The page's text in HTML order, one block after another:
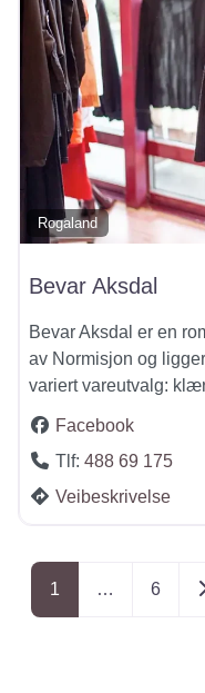
Rogaland
Bevar Aksdal
Bevar Aksdal er en
av Normisjon og
variert vareutvalg:
Facebook
Tlf: 488 69 175
Veibeskrivelse
Posts navigation
1 … 6